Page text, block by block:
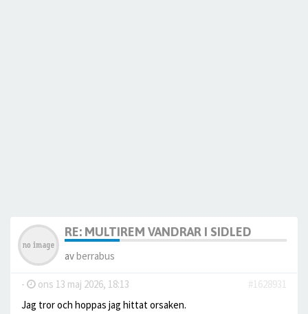
RE: MULTIREM VANDRAR I SIDLED
avberrabus
- ons 13 maj 2026, 18:13
#1628931
Jag tror och hoppas jag hittat orsaken.